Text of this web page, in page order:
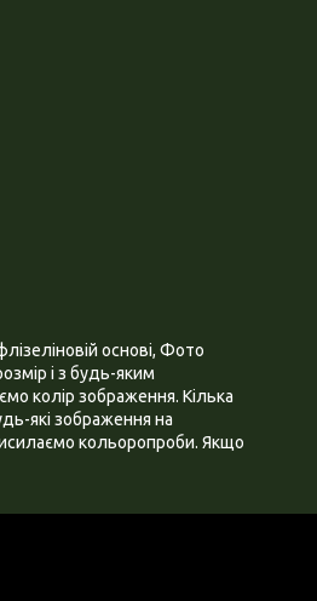
основі, Фото
і з будь-яким
колір зображення. Кілька
які зображення на
кольоропроби. Якщо